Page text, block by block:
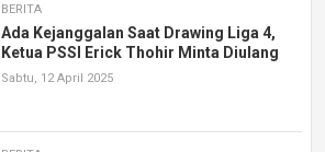
BERITA
Ada Kejanggalan Saat Drawing Liga 4,
Ketua PSSI Erick Thohir Minta Diulang
Sabtu, 12 April 2025